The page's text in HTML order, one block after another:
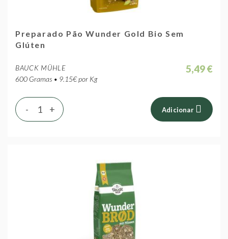
Preparado Pão Wunder Gold Bio Sem
Glúten
BAUCK MÜHLE
600 Gramas • 9.15€ por Kg
5,49 €
+
- Adicionar